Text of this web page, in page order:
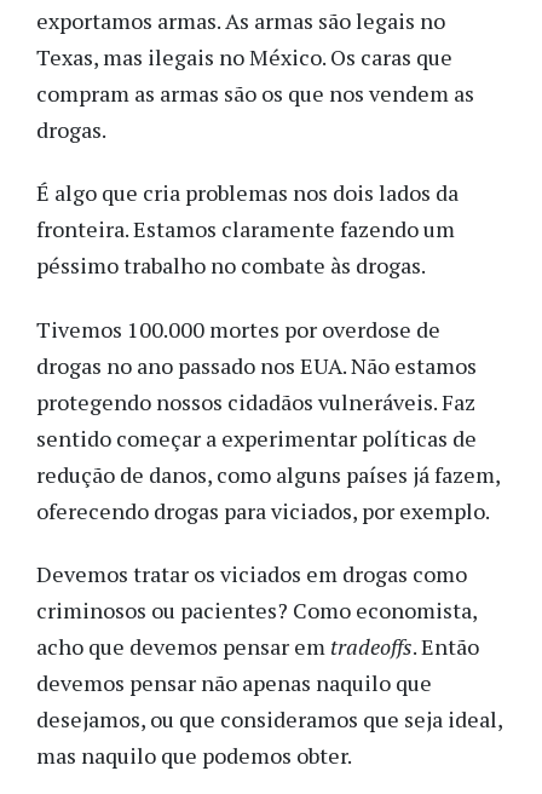
exportamos armas. As armas são legais no
Texas, mas ilegais no México. Os caras que
compram as armas são os que nos vendem as
drogas.
É algo que cria problemas nos dois lados da
fronteira. Estamos claramente fazendo um
péssimo trabalho no combate às drogas.
Tivemos 100.000 mortes por overdose de
drogas no ano passado nos EUA. Não estamos
protegendo nossos cidadãos vulneráveis. Faz
sentido começar a experimentar políticas de
redução de danos, como alguns países já fazem,
oferecendo drogas para viciados, por exemplo.
Devemos tratar os viciados em drogas como
criminosos ou pacientes? Como economista,
acho que devemos pensar em tradeoffs. Então
devemos pensar não apenas naquilo que
desejamos, ou que consideramos que seja ideal,
mas naquilo que podemos obter.